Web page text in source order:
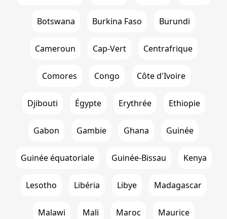
Botswana Burkina Faso Burundi
Cameroun Cap-Vert Centrafrique
Comores Congo Côte d'Ivoire
Djibouti Égypte Erythrée Ethiopie
Gabon Gambie Ghana Guinée
Guinée équatoriale Guinée-Bissau Kenya
Lesotho Libéria Libye Madagascar
Malawi Mali Maroc Maurice